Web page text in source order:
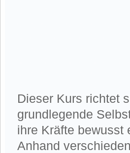
Dieser Kurs richtet
grundlegende
ihre Kräfte bewusst
Anhand